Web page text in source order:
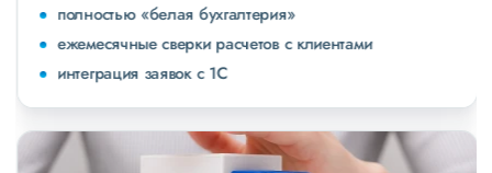
полностью «белая бухгалтерия»
ежемесячные сверки расчетов с клиентами
интеграция заявок с 1С